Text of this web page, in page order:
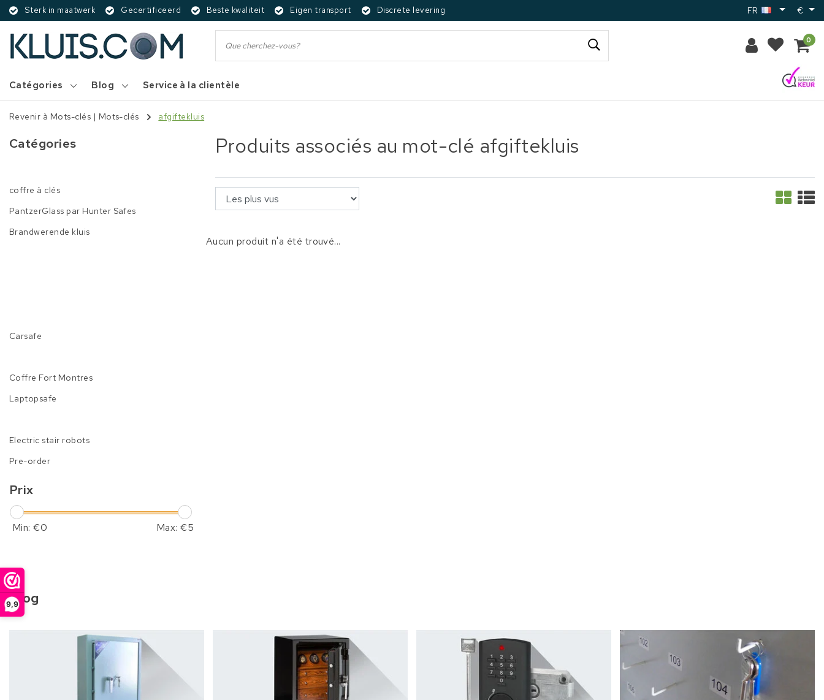
9,9
Sterk in maatwerk Gecertificeerd Beste kwaliteit Eigen transport Discrete levering FR €
0
Catégories Blog Service à la clientèle
Revenir à Mots-clés | Mots-clés afgiftekluis
Catégories
coffre à clés
PantzerGlass par Hunter Safes
Brandwerende kluis
Carsafe
Coffre Fort Montres
Laptopsafe
Electric stair robots
Pre-order
Prix
Min: €0 Max: €5
Produits associés au mot-clé afgiftekluis
Aucun produit n'a été trouvé...
Blog